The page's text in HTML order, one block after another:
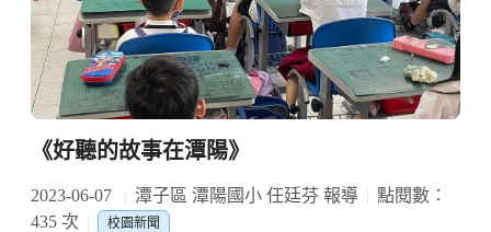
《好聽的故事在潭陽》
2023-06-07 潭子區 潭陽國小 任廷芬 報導
點閱數：
435 次
校園新聞